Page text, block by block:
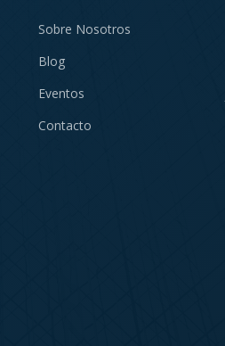
Sobre Nosotros
Blog
Eventos
Contacto